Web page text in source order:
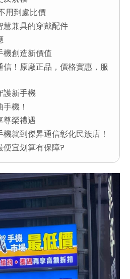
用到處比價
慧兼具的穿戴配件
機創造新價值
信！原廠正品，價格實惠，服
護新手機
機！
尊榮禮遇
就到傑昇通信彰化民族店！
宜划算有保障?